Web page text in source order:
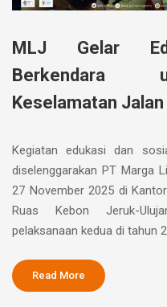
MLJ Gelar
Berkendara
Keselamatan Jalan
Kegiatan edukasi dan
diselenggarakan PT Marga
27 November 2025 di
Ruas Kebon Jeruk-
pelaksanaan kedua di tahun
Read More